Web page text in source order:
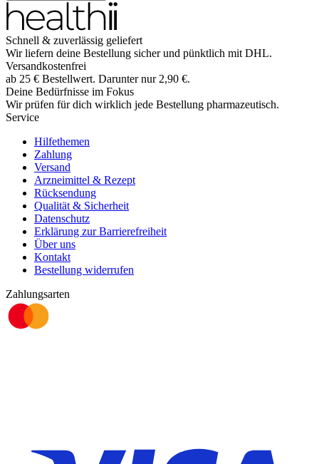
Schnell & zuverlässig geliefert
Wir liefern deine Bestellung sicher und pünktlich mit DHL.
Versandkostenfrei
ab 25 € Bestellwert. Darunter nur 2,90 €.
Deine Bedürfnisse im Fokus
Wir prüfen für dich wirklich jede Bestellung pharmazeutisch.
Service
Hilfethemen
Zahlung
Versand
Arzneimittel & Rezept
Rücksendung
Qualität & Sicherheit
Datenschutz
Erklärung zur Barrierefreiheit
Über uns
Kontakt
Bestellung widerrufen
Zahlungsarten